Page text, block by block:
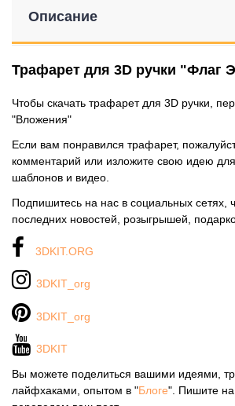
Описание
Трафарет для 3D ручки "Флаг
Чтобы скачать трафарет для 3D ручки,
"Вложения"
Если вам понравился трафарет,
комментарий или изложите свою идею
шаблонов и видео.
Подпишитесь на нас в социальных сетях,
последних новостей, розыгрышей,
3DKIT.ORG
3DKIT_org
3DKIT_org
3DKIT
Вы можете поделиться вашими идеями,
лайфхаками, опытом в "Блоге". Пишите